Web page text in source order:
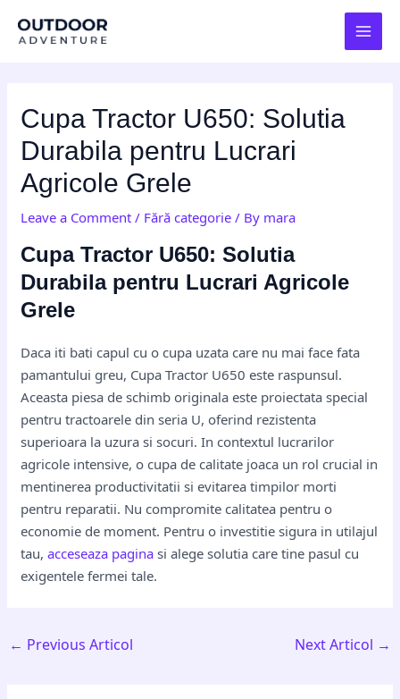
Cupa Tractor U650: Solutia
Durabila pentru Lucrari
Agricole Grele
Leave a Comment / Fără categorie / By mara
Cupa Tractor U650: Solutia
Durabila pentru Lucrari Agricole
Grele
Daca iti bati capul cu o cupa uzata care nu mai face fata
pamantului greu, Cupa Tractor U650 este raspunsul.
Aceasta piesa de schimb originala este proiectata special
pentru tractoarele din seria U, oferind rezistenta
superioara la uzura si socuri. In contextul lucrarilor
agricole intensive, o cupa de calitate joaca un rol crucial in
mentinerea productivitatii si evitarea timpilor morti
pentru reparatii. Nu compromite calitatea pentru o
economie de moment. Pentru o investitie sigura in utilajul
tau,acceseaza pagina si alege solutia care tine pasul cu
exigentele fermei tale.
navigation
← Previous Articol Next Articol →